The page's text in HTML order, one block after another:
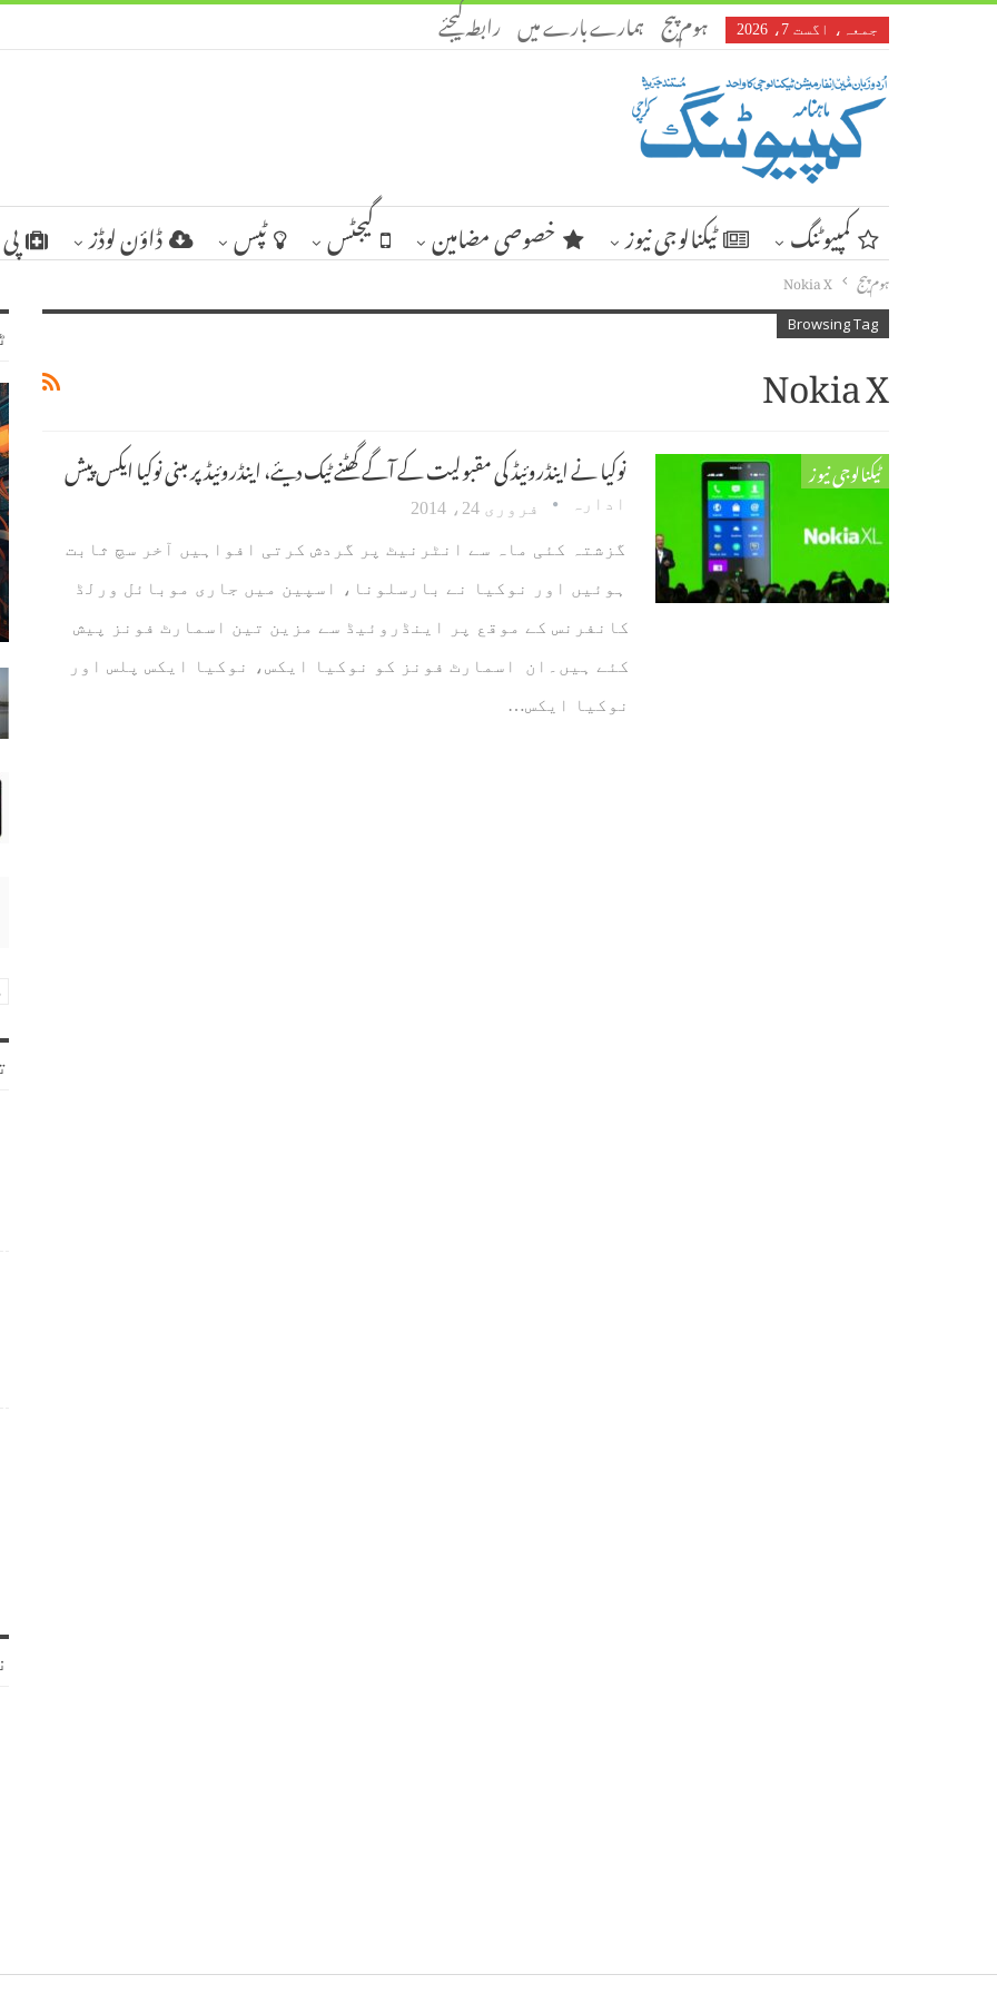
جمعہ، اگست 7، 2026 ہوم پیج ہمارے بارے میں رابطہ کیجئے
کمپیوٹنگ ٹیکنالوجی نیوز خصوصی مضامین گیجٹس ٹپس ڈاؤن لوڈز
ہوم پیج Nokia X
Browsing Tag
Nokia X
ٹیکنالوجی نیوز نوکیا نے اینڈروئیڈ کی مقبولیت کے آگے گھٹنے ٹیک دیئے، اینڈروئیڈ پر مبنی نوکیا ایکس پیش
ادارہ فروری 24، 2014
گزشتہ کئی ماہ سے انٹرنیٹ پر گردش کرتی افواہیں آخر سچ ثابت
ہوئیں اور نوکیا نے بارسلونا، اسپین میں جاری موبائل ورلڈ
کانفرنس کے موقع پر اینڈروئیڈ سے مزین تین اسمارٹ فونز پیش
کئے ہیں۔ان اسمارٹ فونز کو نوکیا ایکس، نوکیا ایکس پلس اور
نوکیا ایکس…